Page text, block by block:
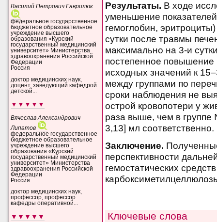
Василий Петрович Гаврилюк
федеральное государственное
бюджетное образовательное
учреждение высшего
образования «Курский
государственный медицинский
университет» Министерства
здравоохранения Российской
Федерации
Россия
доктор медицинских наук,
доцент, заведующий кафедрой
детской...
▼▼▼▼▼
Вячеслав Александрович
Липатов
федеральное государственное
бюджетное образовательное
учреждение высшего
образования «Курский
государственный медицинский
университет» Министерства
здравоохранения Российской
Федерации
Россия
доктор медицинских наук,
профессор, профессор
кафедры оперативной...
▼▼▼▼▼
Результаты. В ходе
уменьшение
гемоглобин,
сутки после травмы
максимально на 3-и
постепенное повышение
исходных значений к
между группами по
сроки наблюдения не
острой кровопотери у
раза выше, чем в
3,13] мл соответственно.
Заключение.
перспективности
гемостатических
Ключевые слова